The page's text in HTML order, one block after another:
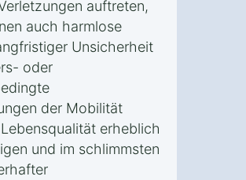
auftreten,
auch harmlose
Unsicherheit
oder
der Mobilität
erheblich
und im schlimmsten